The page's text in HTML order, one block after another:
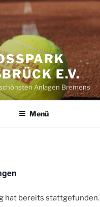
E.V.
Anlagen Bremens
Menü
hat bereits stattgefunden.